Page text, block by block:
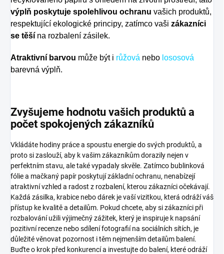
výplň poskytuje spolehlivou ochranu vašich produktů,
respektující ekologické principy, zatímco vaši zákazníci
se těší na rozbalení zásilek.
Atraktivní barvou může být i růžová nebo lososová
barevná výplň.
Zvyšujeme hodnotu vašich produktů a
počet spokojených zákazníků
Vkládáte hodiny práce a spoustu energie do svých produktů, a
proto si zaslouží, aby k vašim zákazníkům dorazily nejen v
perfektním stavu, ale také vypadaly skvěle. Zatímco bublinková
fólie a mačkaný papír poskytují základní ochranu, nenabízejí
atraktivní vzhled a radost z rozbalení, kterou zákazníci očekávají.
Každá zásilka, krabice nebo dárek je vaší vizitkou, která odráží váš
přístup ke kvalitě a detailům. Pokud chcete, aby si zákazníci při
rozbalování užili výjimečný zážitek, který je inspiruje k napsání
pozitivní recenze nebo sdílení fotografií na sociálních sítích, je
důležité věnovat pozornost i těm nejmenším detailům balení.
Buďte o krok před konkurencí a investujte do balení, které odráží